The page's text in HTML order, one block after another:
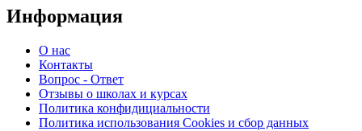
Информация
О нас
Контакты
Вопрос - Ответ
Отзывы о школах и курсах
Политика конфидициальности
Политика использования Cookies и сбор данных